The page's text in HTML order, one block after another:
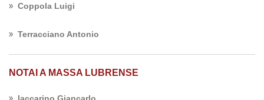
Coppola Luigi
Terracciano Antonio
NOTAI A MASSA LUBRENSE